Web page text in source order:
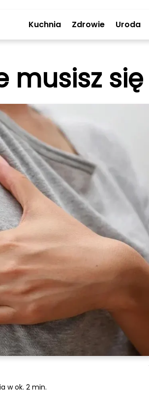
Kuchnia Zdrowie Uroda
musisz
w ok. 2 min.